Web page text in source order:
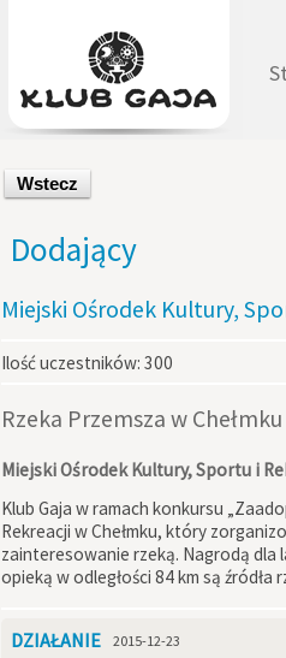
Wstecz
Dodający
Miejski Ośrodek Kultury,
Ilość uczestników: 300
Rzeka Przemsza w Chełmku
Miejski Ośrodek Kultury, Sportu i
Klub Gaja w ramach konkursu
Rekreacji w Chełmku, który
zainteresowanie rzeką. Nagrodą dla
opieką w odległości 84 km są źródła
DZIAŁANIE 2015-12-23